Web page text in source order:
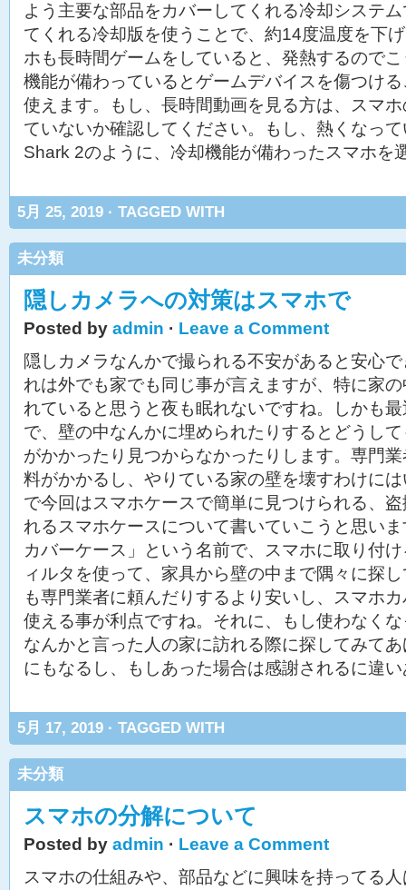
よう主要な部品をカバーしてくれる冷却システ
てくれる冷却版を使うことで、約14度温度を下
ホも長時間ゲームをしていると、発熱するので
機能が備わっているとゲームデバイスを傷つけ
使えます。もし、長時間動画を見る方は、スマ
ていないか確認してください。もし、熱くなっ
Shark 2のように、冷却機能が備わったスマホを
5月 25, 2019 · TAGGED WITH
未分類
隠しカメラへの対策はスマホで
Posted by admin · Leave a Comment
隠しカメラなんかで撮られる不安があると安心
れは外でも家でも同じ事が言えますが、特に家
れていると思うと夜も眠れないですね。しかも
で、壁の中なんかに埋められたりするとどうし
がかかったり見つからなかったりします。専門
料がかかるし、やりている家の壁を壊すわけに
で今回はスマホケースで簡単に見つけられる、
れるスマホケースについて書いていこうと思い
カバーケース」という名前で、スマホに取り付
ィルタを使って、家具から壁の中まで隅々に探
も専門業者に頼んだりするより安いし、スマホ
使える事が利点ですね。それに、もし使わなく
なんかと言った人の家に訪れる際に探してみて
にもなるし、もしあった場合は感謝されるに違
5月 17, 2019 · TAGGED WITH
未分類
スマホの分解について
Posted by admin · Leave a Comment
スマホの仕組みや、部品などに興味を持ってる